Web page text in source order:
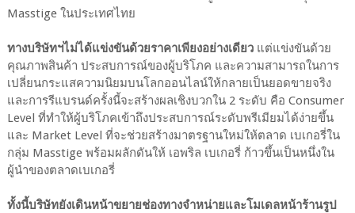
Masstige ในประเทศไทย
ทางบริษัทฯไม่ได้แข่งขันด้วยราคาเพียงอย่างเดียวแต่แข่งขันด้วย
คุณภาพสินค้า ประสบการณ์ของผู้บริโภค และความสามารถในการ
เปลี่ยนกระแสความนิยมบนโลกออนไลน์ให้กลายเป็นยอดขายจริง
และการรีแบรนด์ครั้งนี้จะสร้างผลเชิงบวกใน 2 ระดับ คือ Consumer
Level ที่ทำให้ผู้บริโภคเข้าถึงประสบการณ์ระดับพรีเมียมได้ง่ายขึ้น
และ Market Level ที่จะช่วยสร้างมาตรฐานใหม่ให้ตลาด เบเกอรี่ใน
กลุ่ม Masstige พร้อมผลักดันให้ เอพริล เบเกอรี่ ก้าวขึ้นเป็นหนึ่งใน
ผู้นำของตลาดเบเกอรี่
ทั้งนี้บริษัทยังเดินหน้าขยายช่องทางจำหน่ายและโมเดลหน้าร้านรูป